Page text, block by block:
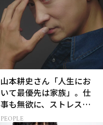
山本耕史さん「人生にお
いて最優先は家族」。仕
事も無欲に、ストレスを
溜めない生き方
PEOPLE